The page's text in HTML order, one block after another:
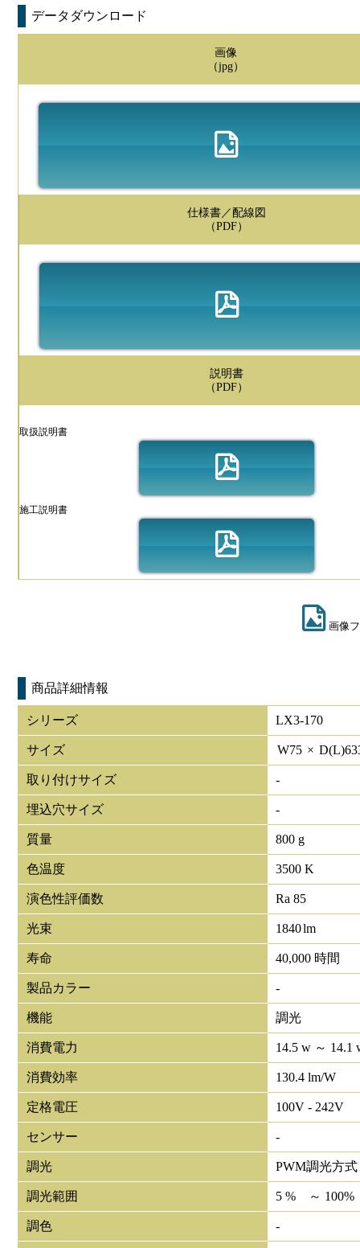
データダウンロード
画像
（jpg）
仕様書／配線図
（PDF）
説明書
（PDF）
取扱説明書
施工説明書
画像
商品詳細情報
シリーズ LX3-170
サイズ W75 × D(L)
取り付けサイズ -
埋込穴サイズ -
質量 800 g
色温度 3500 K
演色性評価数 Ra 85
光束 1840lm
寿命 40,000 時間
製品カラー -
機能 調光
消費電力 14.5 w ～ 14.1
消費効率 130.4 lm/W
定格電圧 100V - 242V
センサー -
調光 PWM調光方式
調光範囲 5 % ～ 100%
調色 -